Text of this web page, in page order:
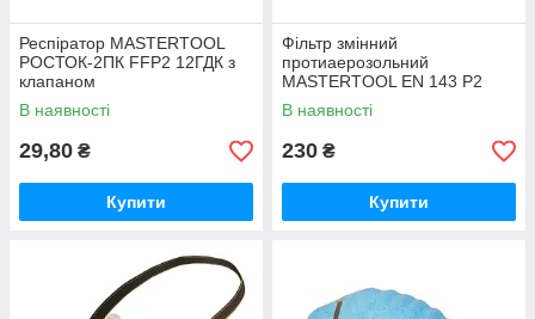
Респіратор MASTERTOOL
РОСТОК-2ПК FFP2 12ГДК з
клапаном
В наявності
29,80 ₴
Купити
Фільтр змінний
протиаерозольний
MASTERTOOL EN 143 P2
набір 6 шт
В наявності
230 ₴
Купити